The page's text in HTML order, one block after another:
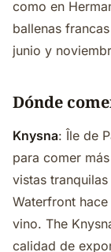
como en
ballenas
junio y
Dónde
Knysna: Île de
para comer
vistas
Waterfront
vino. The
calidad de